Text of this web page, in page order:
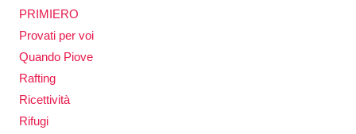
PRIMIERO
Provati per voi
Quando Piove
Rafting
Ricettività
Rifugi